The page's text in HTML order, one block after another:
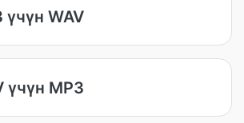
үчүн WAV
үчүн MP3